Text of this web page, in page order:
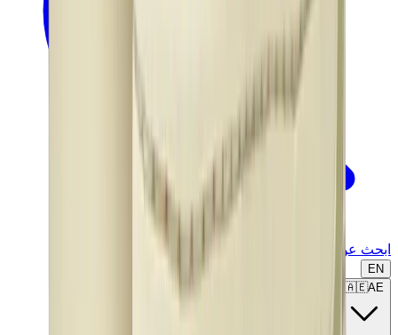
ابحث عن ماركة أو موديل...
EN
🇦🇪AE